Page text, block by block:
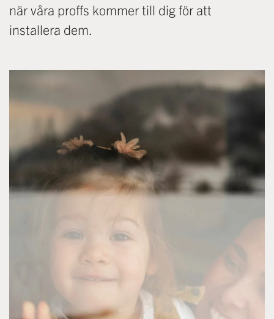
när våra proffs kommer till dig för att
installera dem.